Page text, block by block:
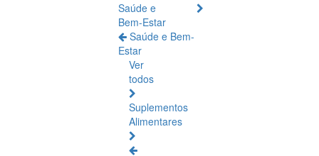
Saúde e
Bem-Estar
Saúde e Bem-
Estar
Ver
todos
Suplementos
Alimentares